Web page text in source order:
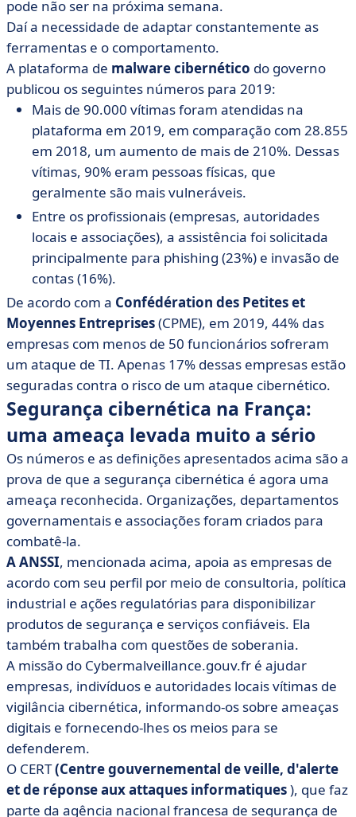
pode não ser na próxima semana.
Daí a necessidade de adaptar constantemente as
ferramentas e o comportamento.
A plataforma de malware cibernético do governo
publicou os seguintes números para 2019:
Mais de 90.000 vítimas foram atendidas na
plataforma em 2019, em comparação com 28.855
em 2018, um aumento de mais de 210%. Dessas
vítimas, 90% eram pessoas físicas, que
geralmente são mais vulneráveis.
Entre os profissionais (empresas, autoridades
locais e associações), a assistência foi solicitada
principalmente para phishing (23%) e invasão de
contas (16%).
De acordo com a Confédération des Petites et
Moyennes Entreprises(CPME), em 2019, 44% das
empresas com menos de 50 funcionários sofreram
um ataque de TI. Apenas 17% dessas empresas estão
seguradas contra o risco de um ataque cibernético.
Segurança cibernética na França:
uma ameaça levada muito a sério
Os números e as definições apresentados acima são a
prova de que a segurança cibernética é agora uma
ameaça reconhecida. Organizações, departamentos
governamentais e associações foram criados para
combatê-la.
A ANSSI, mencionada acima, apoia as empresas de
acordo com seu perfil por meio de consultoria, política
industrial e ações regulatórias para disponibilizar
produtos de segurança e serviços confiáveis. Ela
também trabalha com questões de soberania.
A missão do Cybermalveillance.gouv.fr é ajudar
empresas, indivíduos e autoridades locais vítimas de
vigilância cibernética, informando-os sobre ameaças
digitais e fornecendo-lhes os meios para se
defenderem.
O CERT(Centre gouvernemental de veille, d'alerte
et de réponse aux attaques informatiques), que faz
parte da agência nacional francesa de segurança de